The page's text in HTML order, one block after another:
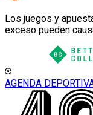
Los juegos y
exceso pueden
AGENDA